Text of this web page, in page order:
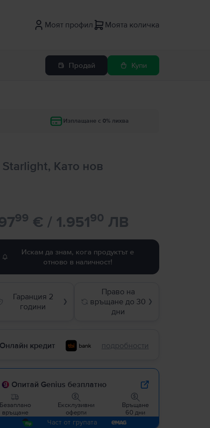
Моят профил Моята количка
Продай Купи
Изплащане с 0% лихва
Starlight, Като нов
99 € / 1.95190 ЛВ
Искам да знам, кога продуктът е
отново в наличност!
Гаранция 2
години
❯
Право на
връщане до 30
дни
❯
Онлайн кредит подробности
Опитай Genius безплатно
Безаплано
връщане
Ексклузивни
оферти
Връщане
60 дни
Част от групата